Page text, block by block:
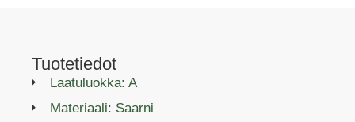
Tuotetiedot
Laatuluokka: A
Materiaali: Saarni